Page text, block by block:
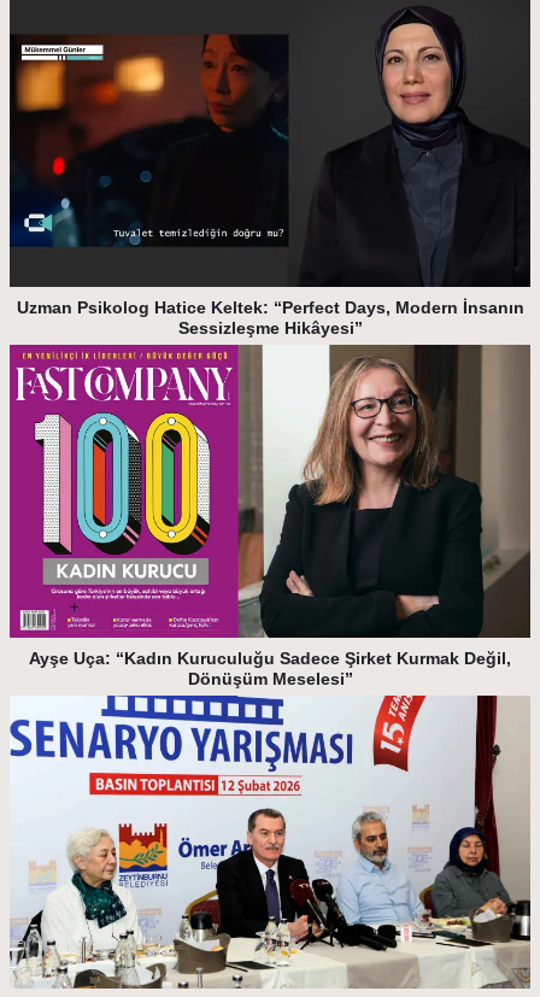
Uzman Psikolog Hatice Keltek: “Perfect Days, Modern İnsanın
Sessizleşme Hikâyesi”
Ayşe Uça: “Kadın Kuruculuğu Sadece Şirket Kurmak Değil,
Dönüşüm Meselesi”